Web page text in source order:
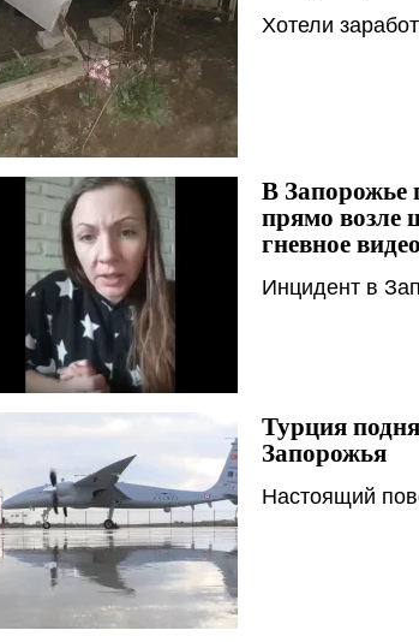
Хотели
В Запорожье
прямо возле
гневное
Инцидент в
Турция
Запорожья
Настоящий